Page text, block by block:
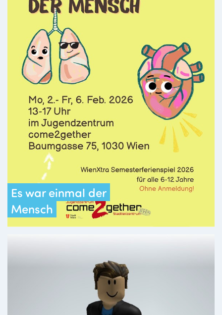
Es war einmal der
Mensch